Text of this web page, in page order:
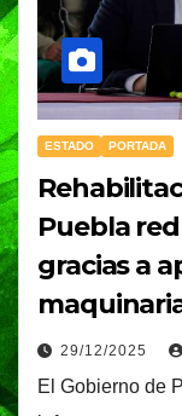
ESTADO PORTADA
Puebla
gracias a
29/12/2025
El Gobierno de